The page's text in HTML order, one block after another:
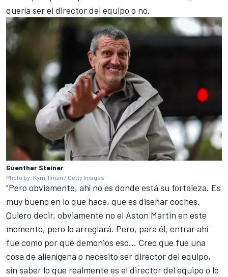
quería ser el director del equipo o no.
Guenther Steiner
Photo by: Kym Illman / Getty Images
"Pero obviamente, ahí no es donde está su fortaleza. Es
muy bueno en lo que hace, que es diseñar coches.
Quiero decir, obviamente no el Aston Martin en este
momento, pero lo arreglará. Pero, para él, entrar ahí
fue como por qué demonios eso... Creo que fue una
cosa de alienígena o necesito ser director del equipo,
sin saber lo que realmente es el director del equipo o lo